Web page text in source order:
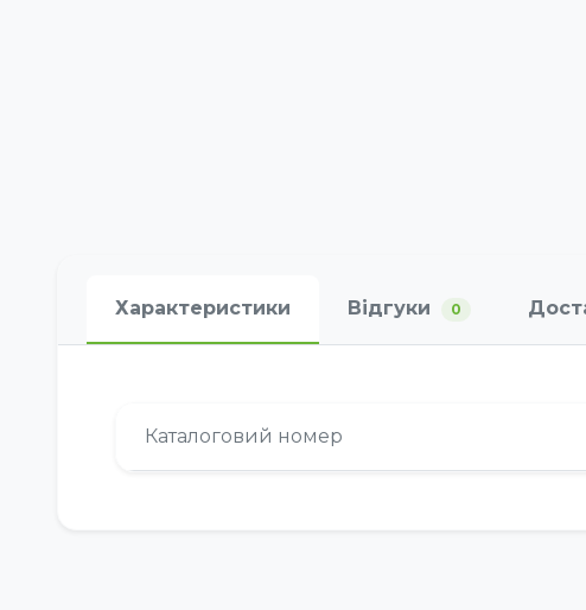
Характеристики Відгуки 0
Каталоговий номер